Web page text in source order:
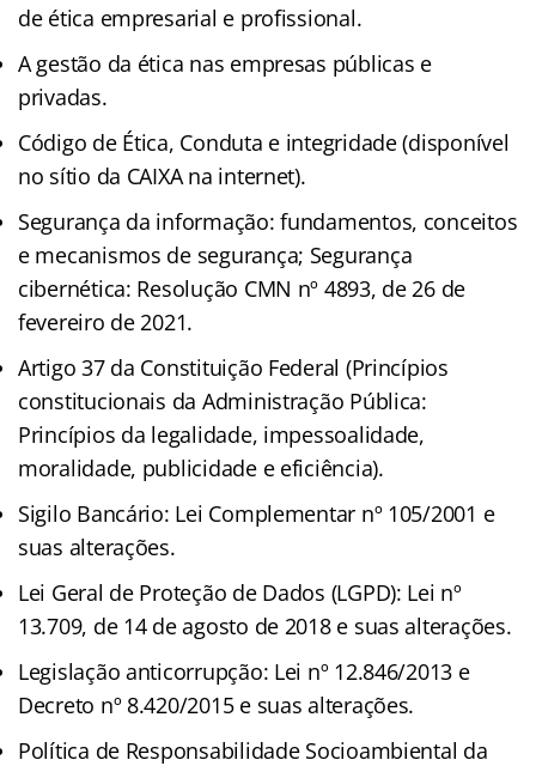
de ética empresarial e profissional.
A gestão da ética nas empresas públicas e
privadas.
Código de Ética, Conduta e integridade (disponível
no sítio da CAIXA na internet).
Segurança da informação: fundamentos, conceitos
e mecanismos de segurança; Segurança
cibernética: Resolução CMN nº 4893, de 26 de
fevereiro de 2021.
Artigo 37 da Constituição Federal (Princípios
constitucionais da Administração Pública:
Princípios da legalidade, impessoalidade,
moralidade, publicidade e eficiência).
Sigilo Bancário: Lei Complementar nº 105/2001 e
suas alterações.
Lei Geral de Proteção de Dados (LGPD): Lei nº
13.709, de 14 de agosto de 2018 e suas alterações.
Legislação anticorrupção: Lei nº 12.846/2013 e
Decreto nº 8.420/2015 e suas alterações.
Política de Responsabilidade Socioambiental da